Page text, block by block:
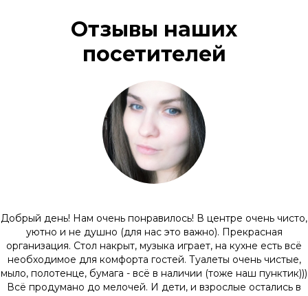
Отзывы наших
посетителей
Добрый день! Нам очень понравилось! В центре очень чисто,
уютно и не душно (для нас это важно). Прекрасная
организация. Стол накрыт, музыка играет, на кухне есть всё
необходимое для комфорта гостей. Туалеты очень чистые,
мыло, полотенце, бумага - всё в наличии (тоже наш пунктик)))
Всё продумано до мелочей. И дети, и взрослые остались в